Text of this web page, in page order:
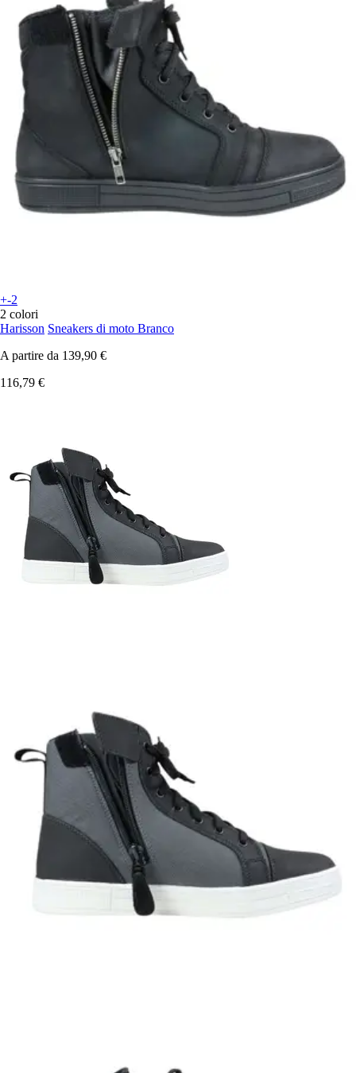
+-2
2 colori
Harisson Sneakers di moto Branco
A partire da 139,90 €
116,79 €